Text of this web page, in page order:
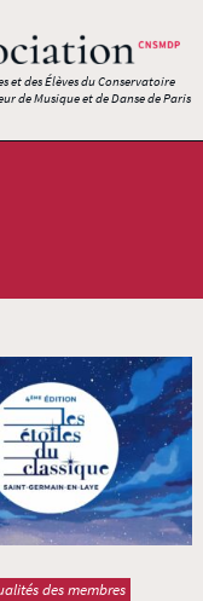
et des Élèves du Conservatoire
de Musique et de Danse de Paris
des membres